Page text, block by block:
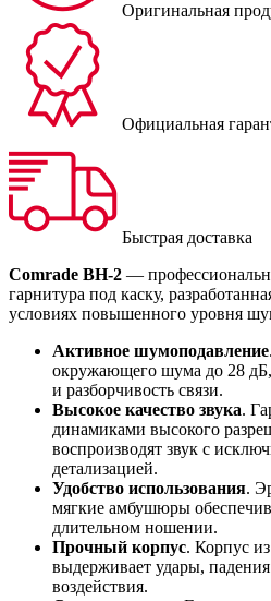
Оригинальная
Официальная
Быстрая доставка
Comrade BH-2 —
гарнитура под каску,
условиях повышенного уровня
Активное шумоподавление
окружающего шума до 28 дБ,
и разборчивость связи.
Высокое качество звука.
динамиками высокого
воспроизводят звук с
детализацией.
Удобство использования.
мягкие амбушюры
длительном ношении.
Прочный корпус. Корпус
выдерживает удары,
воздействия.